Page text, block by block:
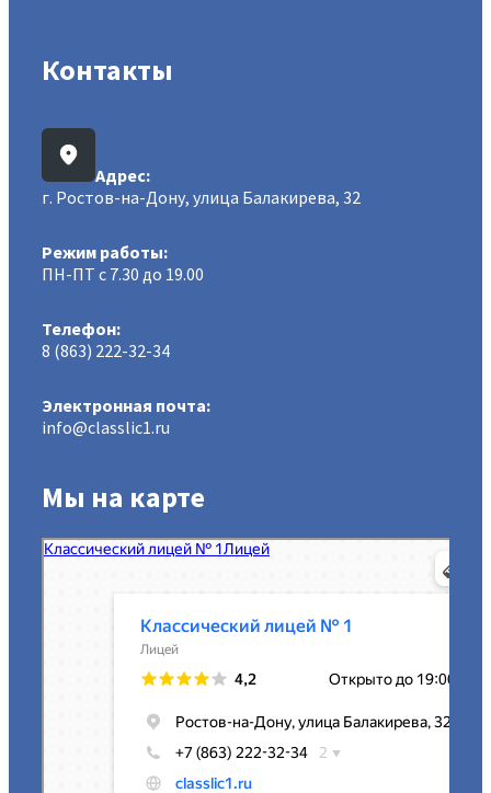
Контакты
Адрес:
г. Ростов-на-Дону, улица Балакирева, 32
Режим работы:
ПН-ПТ с 7.30 до 19.00
Телефон:
8 (863) 222-32-34
Электронная почта:
info@classlic1.ru
Мы на карте
МАОУ Классический лицей № 1
Лицей в Ростове‑на‑Дону